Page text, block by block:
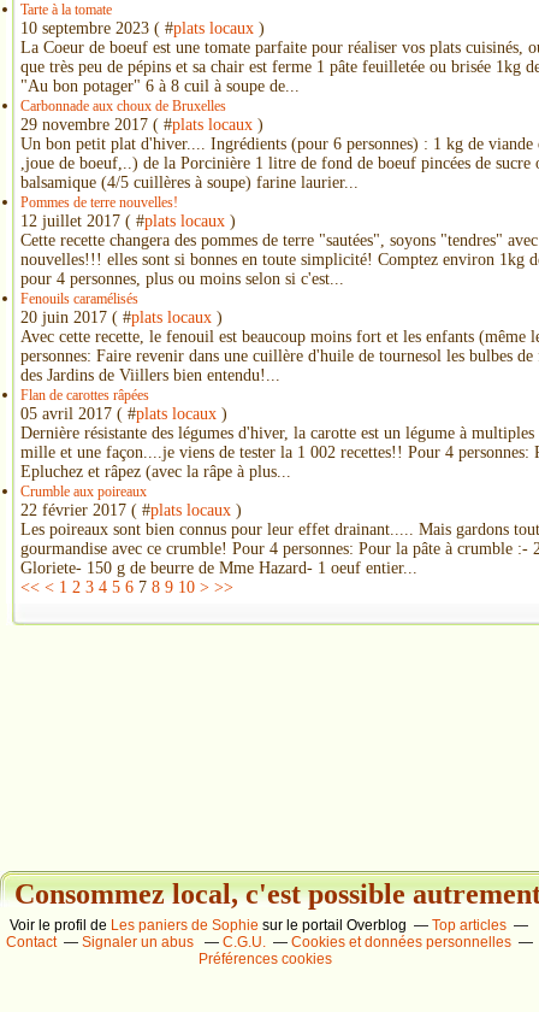
Tarte à la tomate
10 septembre 2023 ( #plats locaux )
La Coeur de boeuf est une tomate parfaite pour réaliser vos plats cuisinés,
que très peu de pépins et sa chair est ferme 1 pâte feuilletée ou brisée 1kg
"Au bon potager" 6 à 8 cuil à soupe de...
Carbonnade aux choux de Bruxelles
29 novembre 2017 ( #plats locaux )
Un bon petit plat d'hiver.... Ingrédients (pour 6 personnes) : 1 kg de viande
,joue de boeuf,..) de la Porcinière 1 litre de fond de boeuf pincées de sucre
balsamique (4/5 cuillères à soupe) farine laurier...
Pommes de terre nouvelles!
12 juillet 2017 ( #plats locaux )
Cette recette changera des pommes de terre "sautées", soyons "tendres"
nouvelles!!! elles sont si bonnes en toute simplicité! Comptez environ 1kg
pour 4 personnes, plus ou moins selon si c'est...
Fenouils caramélisés
20 juin 2017 ( #plats locaux )
Avec cette recette, le fenouil est beaucoup moins fort et les enfants (même
personnes: Faire revenir dans une cuillère d'huile de tournesol les bulbes
des Jardins de Viillers bien entendu!...
Flan de carottes râpées
05 avril 2017 ( #plats locaux )
Dernière résistante des légumes d'hiver, la carotte est un légume à
mille et une façon....je viens de tester la 1 002 recettes!! Pour 4 personnes:
Epluchez et râpez (avec la râpe à plus...
Crumble aux poireaux
22 février 2017 ( #plats locaux )
Les poireaux sont bien connus pour leur effet drainant..... Mais gardons
gourmandise avec ce crumble! Pour 4 personnes: Pour la pâte à crumble :-
Gloriete- 150 g de beurre de Mme Hazard- 1 oeuf entier...
<< < 1 2 3 4 5 6 7 8 9 10 > >>
Consommez local, c'est possible
Voir le profil de Les paniers de Sophie sur le portail Overblog
Top articles
Contact
Signaler un abus C.G.U.
Cookies et données personnelles
Préférences cookies